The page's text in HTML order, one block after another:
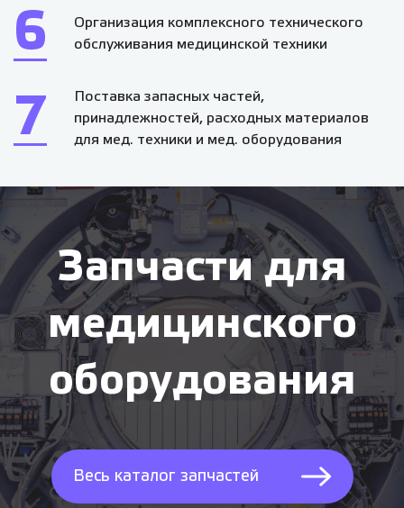
6
Организация комплексного технического
обслуживания медицинской техники
7
Поставка запасных частей,
принадлежностей, расходных материалов
для мед. техники и мед. оборудования
Запчасти для
медицинского
оборудования
Весь каталог запчастей